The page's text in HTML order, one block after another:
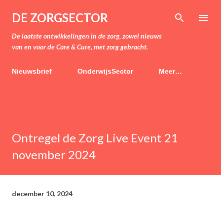
Doorgaan naar hoofdcontent
DE ZORGSECTOR
De laatste ontwikkelingen in de zorg, zowel nieuws
van en voor de Care & Cure, met zorg gebracht.
Nieuwsbrief OnderwijsSector Meer…
Ontregel de Zorg Live Event 21
november 2024
december 10, 2024